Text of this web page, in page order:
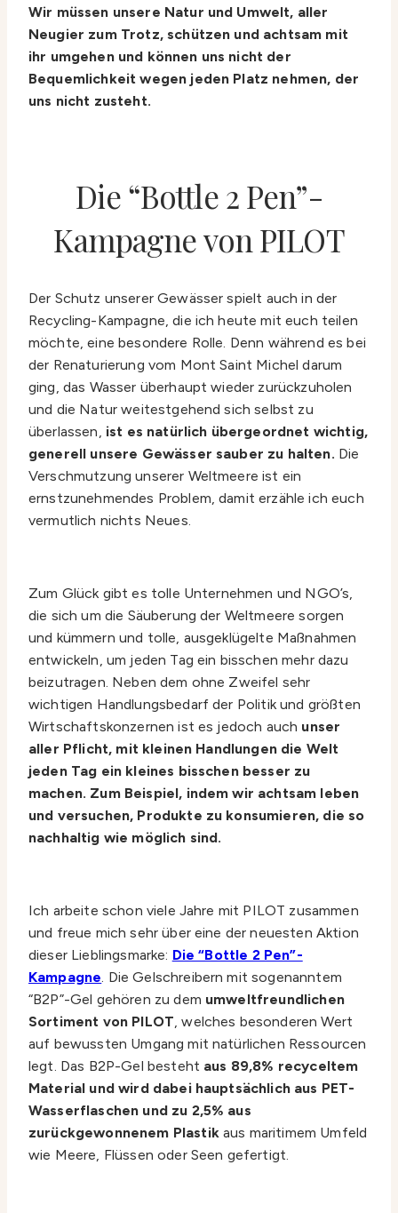
Wir müssen unsere Natur und Umwelt, aller
Neugier zum Trotz, schützen und achtsam mit
ihr umgehen und können uns nicht der
Bequemlichkeit wegen jeden Platz nehmen, der
uns nicht zusteht.
Die “Bottle 2 Pen”-
Kampagne von PILOT
Der Schutz unserer Gewässer spielt auch in der
Recycling-Kampagne, die ich heute mit euch teilen
möchte, eine besondere Rolle. Denn während es bei
der Renaturierung vom Mont Saint Michel darum
ging, das Wasser überhaupt wieder zurückzuholen
und die Natur weitestgehend sich selbst zu
überlassen, ist es natürlich übergeordnet wichtig,
generell unsere Gewässer sauber zu halten. Die
Verschmutzung unserer Weltmeere ist ein
ernstzunehmendes Problem, damit erzähle ich euch
vermutlich nichts Neues.
Zum Glück gibt es tolle Unternehmen und NGO’s,
die sich um die Säuberung der Weltmeere sorgen
und kümmern und tolle, ausgeklügelte Maßnahmen
entwickeln, um jeden Tag ein bisschen mehr dazu
beizutragen. Neben dem ohne Zweifel sehr
wichtigen Handlungsbedarf der Politik und größten
Wirtschaftskonzernen ist es jedoch auch unser
aller Pflicht, mit kleinen Handlungen die Welt
jeden Tag ein kleines bisschen besser zu
machen. Zum Beispiel, indem wir achtsam leben
und versuchen, Produkte zu konsumieren, die so
nachhaltig wie möglich sind.
Ich arbeite schon viele Jahre mit PILOT zusammen
und freue mich sehr über eine der neuesten Aktion
dieser Lieblingsmarke: Die “Bottle 2 Pen”-
Kampagne. Die Gelschreibern mit sogenanntem
“B2P”-Gel gehören zu dem umweltfreundlichen
Sortiment von PILOT, welches besonderen Wert
auf bewussten Umgang mit natürlichen Ressourcen
legt. Das B2P-Gel besteht aus 89,8% recyceltem
Material und wird dabei hauptsächlich aus PET-
Wasserflaschen und zu 2,5% aus
zurückgewonnenem Plastikaus maritimem Umfeld
wie Meere, Flüssen oder Seen gefertigt.